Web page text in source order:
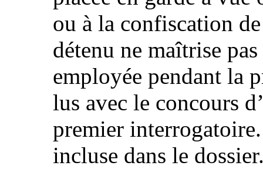
ou à la confiscation
détenu ne maîtrise
employée pendant la
lus avec le concours
premier
incluse dans le